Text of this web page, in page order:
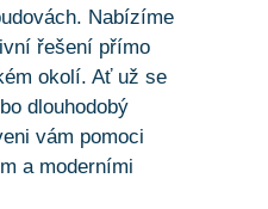
Nabízíme
řešení přímo
okolí. Ať už se
dlouhodobý
vám pomoci
a moderními